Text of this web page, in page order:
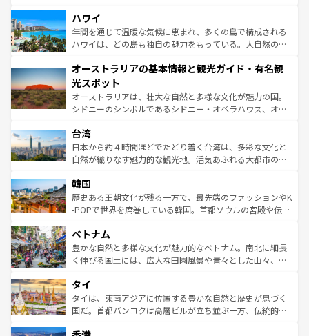
着のスイス情報は
のような巨大都市は、観光、ショッピング、エンターテイ
ンメントが詰まった刺激的なスポットだ。一方、アメリカ
西部には大自然が広がり、グランドキャニオンやイエロー
部のニューオーリンズでは、音楽と美食が融合した独特の
文化が魅力。旅行者はアメリカの各地域で異なる魅力を楽
しみながら、その多様性と豊かな歴史を感じることができ
るだろう。車でのロードトリップや列車の旅も、アメリカ
情報は
ハワイ
年間を通じて温暖な気候に恵まれ、多くの島で構成される
ハワイは、どの島も独自の魅力をもっている。大自然の神
ワイ島は見逃せない。また、定番の観光地といえばオアフ
島だが、静かな自然を求めるならマウイ島やカウアイ島が
おすすめ。エメラルドグリーンに輝く海をはじめ、豊かな
文化や歴史が息づいている。「アロハスピリット」と呼ば
人々、おいしいローカルフードやハワイアンミュージッ
ク、伝統的なフラダンスなど、すべてがハワイの魅力を彩
っている。訪れるたびに新しい発見と感動が待っているハ
はコンテンツ一覧
オーストラリアの基本情報と観光ガイド・有名観
光スポット
オーストラリアは、壮大な自然と多様な文化が魅力の国。
シドニーのシンボルであるシドニー・オペラハウス、オー
リアリーフや大陸中央部にそびえるウルル（エアーズロッ
ク）、タスマニアの美しい原生林やケアンズの熱帯雨林な
ど、見どころがたくさん。また、カフェやワイン、オージ
いる。アクティビティも充実しており、サーフィンやダイ
ビング、ハイキングなど、アウトドア好きにはたまらな
い。オーストラリアの多彩な魅力を存分に味わいつくそ
参照してほしい。
台湾
日本から約４時間ほどでたどり着く台湾は、多彩な文化と
自然が織りなす魅力的な観光地。活気あふれる大都市の台
ン）、静ひつな山岳地帯である台湾東部など、都市の喧騒
と山間の静けさが共存しており、訪れる人に新しい発見と
驚きをもたらしてくれる。また、奥深い台湾の食文化も魅
容にもいいと評判のスイーツなど、バラエティ豊かな料理
が味わえる。 なお、新着の台湾情報は コンテンツ一覧を参
照してほしい。
韓国
歴史ある王朝文化が残る一方で、最先端のファッションやK
-POPで世界を席巻している韓国。首都ソウルの宮殿や伝統
き、地方に足を延ばせば四季折々の自然美を楽しむことが
できる。そして、キムチや焼肉、絶品のストリートフード
まで、さまざまな韓国料理が待っている。夜には、韓国な
リティに包まれながら、韓国の多彩な魅力を心ゆくまで味
わってみてほしい。 なお、新着の韓国情報はコンテンツ一
覧を参照してほしい。
ベトナム
豊かな自然と多様な文化が魅力的なベトナム。南北に細長
く伸びる国土には、広大な田園風景や青々とした山々、世
急速な発展と共に伝統が息づく。ハノイの古い町並みやホ
ーチミン市のフランス統治時代の建物も、独特の雰囲気を
醸し出している。また、バラエティの豊かさとおいしさで
タイ
タイは、東南アジアに位置する豊かな自然と歴史が息づく
国だ。首都バンコクは高層ビルが立ち並ぶ一方、伝統的な